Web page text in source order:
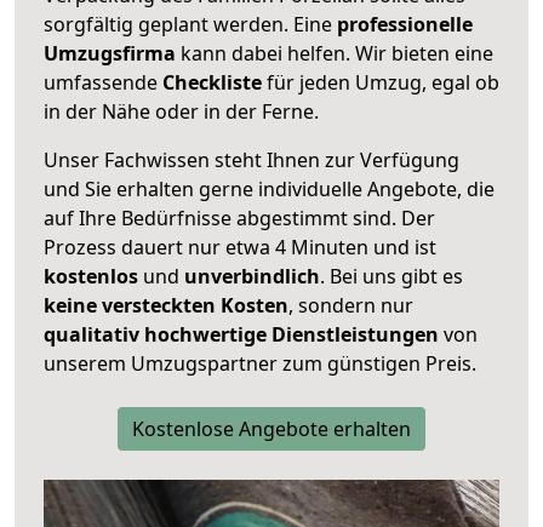
sorgfältig geplant werden. Eine professionelle
Umzugsfirma kann dabei helfen. Wir bieten eine
umfassende Checklistefür jeden Umzug, egal ob
in der Nähe oder in der Ferne.
Unser Fachwissen steht Ihnen zur Verfügung
und Sie erhalten gerne individuelle Angebote, die
auf Ihre Bedürfnisse abgestimmt sind. Der
Prozess dauert nur etwa 4 Minuten und ist
kostenlos und unverbindlich. Bei uns gibt es
keine versteckten Kosten, sondern nur
qualitativ hochwertige Dienstleistungen von
unserem Umzugspartner zum günstigen Preis.
Kostenlose Angebote erhalten